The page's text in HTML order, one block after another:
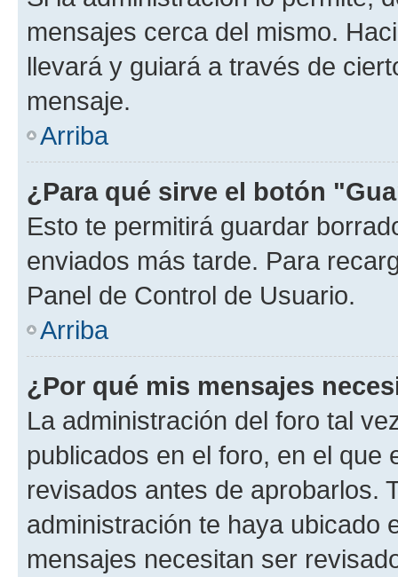
mensajes cerca del mismo.
llevará y guiará a través de
mensaje.
Arriba
¿Para qué sirve el botón
Esto te permitirá guardar
enviados más tarde. Para
Panel de Control de Usuario.
Arriba
¿Por qué mis mensajes
La administración del foro tal
publicados en el foro, en el
revisados antes de aprobarlos.
administración te haya ubicado
mensajes necesitan ser